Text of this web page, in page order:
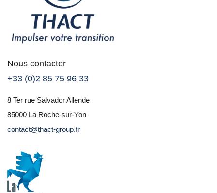
Nous contacter
+33 (0)2 85 75 96 33
8 Ter rue Salvador Allende
85000 La Roche-sur-Yon
contact@thact-group.fr